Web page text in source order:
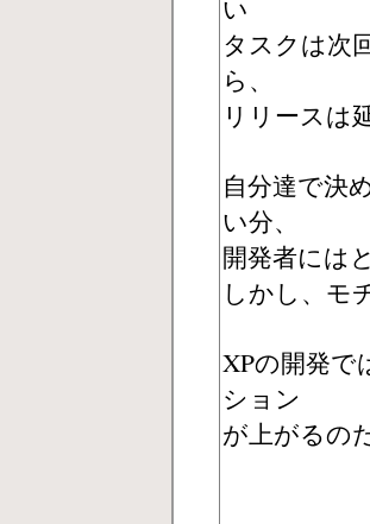
い
タスクは次
ら、
リリースは
自分達で決
い分、
開発者には
しかし、モ
XPの開発で
ション
が上がるの